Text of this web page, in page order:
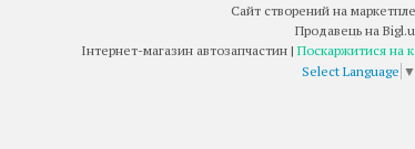
Сайт створений на
Продавець на
Інтернет-магазин автозапчастин | Поскаржитися на
Select Language ▼